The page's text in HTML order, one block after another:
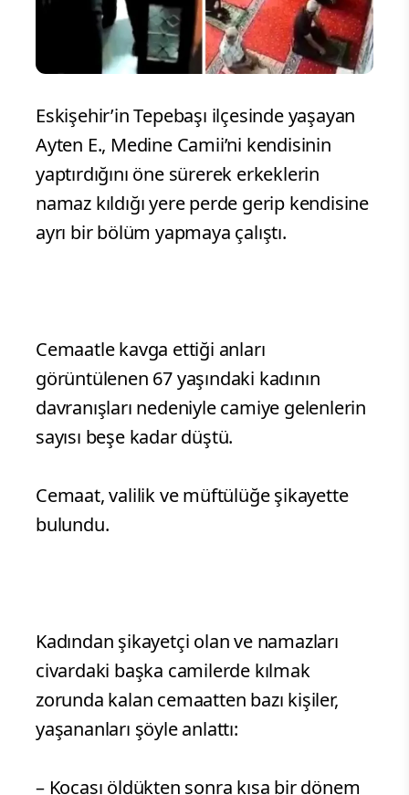
Eskişehir’in Tepebaşı ilçesinde yaşayan
Ayten E., Medine Camii’ni kendisinin
yaptırdığını öne sürerek erkeklerin
namaz kıldığı yere perde gerip kendisine
ayrı bir bölüm yapmaya çalıştı.
Cemaatle kavga ettiği anları
görüntülenen 67 yaşındaki kadının
davranışları nedeniyle camiye gelenlerin
sayısı beşe kadar düştü.
Cemaat, valilik ve müftülüğe şikayette
bulundu.
Kadından şikayetçi olan ve namazları
civardaki başka camilerde kılmak
zorunda kalan cemaatten bazı kişiler,
yaşananları şöyle anlattı:
– Kocası öldükten sonra kısa bir dönem